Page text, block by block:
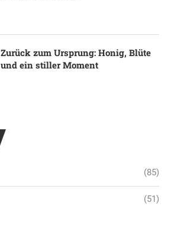
Zurück zum Ursprung: Honig, Blüte
und ein stiller Moment
(85)
(51)